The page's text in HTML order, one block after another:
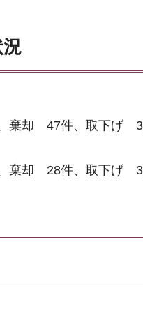
却 47件、取下げ 3
却 28件、取下げ 3